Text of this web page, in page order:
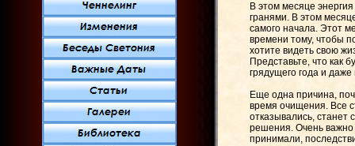
В этом месяце
гранями. В этом
самого начала. Этот
времени тому, чтобы
хотите видеть свою
Представьте, что как
грядущего года и
Еще одна причина,
время очищения. Все
отказывались,
решения. Очень
принимали,